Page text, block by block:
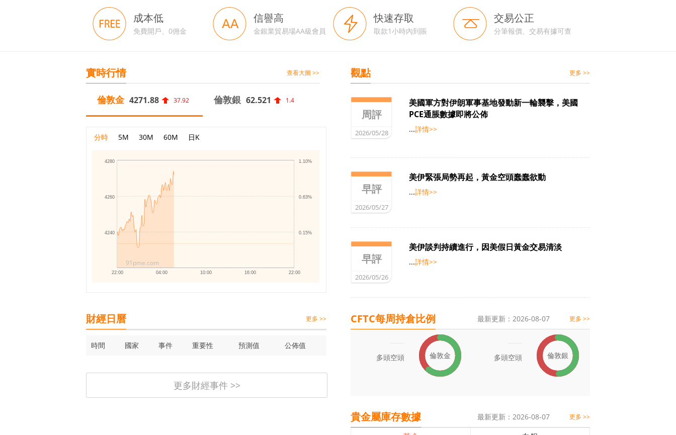
成本低
免費開戶、0佣金
信譽高
金銀業貿易場AA級會員
快速存取
取款1小時內到賬
交易公正
分筆報價、交易有據可查
實時行情 查看大圖 >>
倫敦金 4271.88 37.92 倫敦銀 62.521 1.4
分時 5M 30M 60M 日K
91pme.com
4240
4260
4280
0.15%
0.63%
1.10%
22:00 04:00 10:00 16:00 22:00
觀點 更多 >>
周評
2026/05/28
美國軍方對伊朗軍事基地發動新一輪襲擊，美國
PCE通脹數據即將公佈
...詳情>>
早評
2026/05/27
美伊緊張局勢再起，黃金空頭蠢蠢欲動
...詳情>>
早評
2026/05/26
美伊談判持續進行，因美假日黃金交易清淡
...詳情>>
財經日曆 更多 >>
時間 國家 事件 重要性 預測值 公佈值
更多財經事件 >>
CFTC每周持倉比例 更多 >>
最新更新：2026-08-07
多頭空頭 倫敦金 多頭空頭 倫敦銀
貴金屬庫存數據 更多 >>
最新更新：2026-08-07